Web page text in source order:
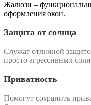
Жалюзи –
оформления окон.
Защита от солнца
Служат отличной
просто агрессивных
Приватность
Помогут сохранить